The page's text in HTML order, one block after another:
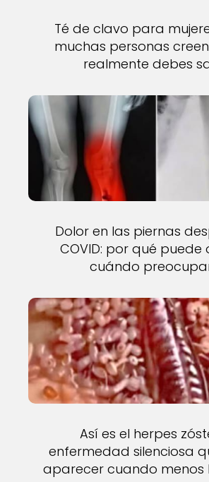
Té de clavo para
muchas personas
realmente debes
Dolor en las piernas
COVID: por qué puede
cuándo
Así es el herpes
enfermedad silenciosa
aparecer cuando menos